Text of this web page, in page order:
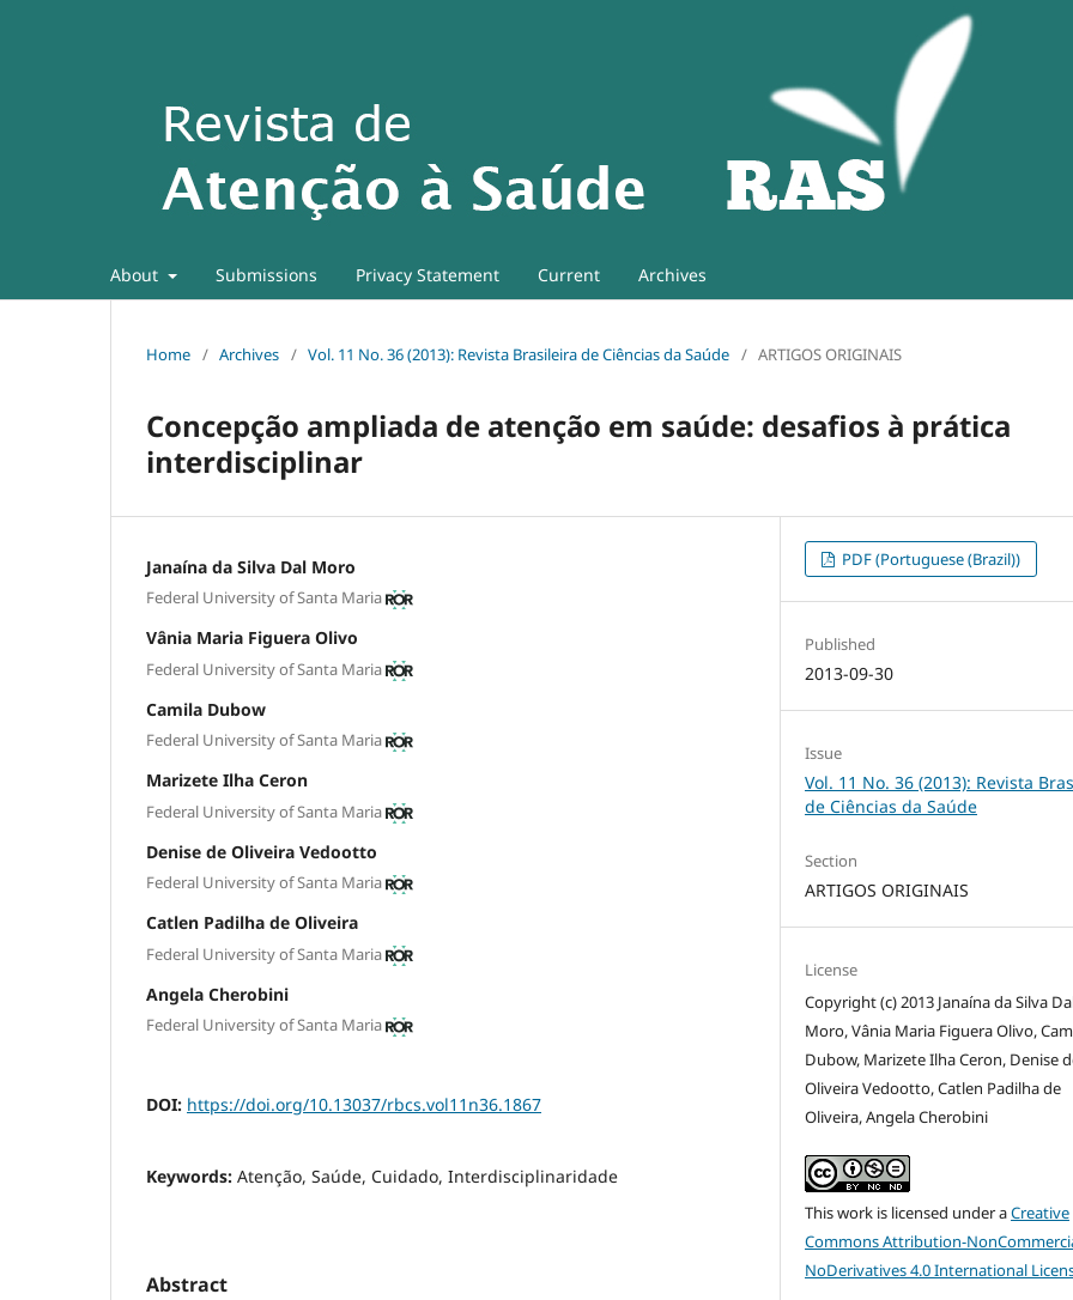
About Submissions Privacy Statement Current Archives
Home / Archives / Vol. 11 No. 36 (2013): Revista Brasileira de Ciências da Saúde / ARTIGOS ORIGINAIS
Concepção ampliada de atenção em saúde: desafios à prática
interdisciplinar
Janaína da Silva Dal Moro
Federal University of Santa Maria
Vânia Maria Figuera Olivo
Federal University of Santa Maria
Camila Dubow
Federal University of Santa Maria
Marizete Ilha Ceron
Federal University of Santa Maria
Denise de Oliveira Vedootto
Federal University of Santa Maria
Catlen Padilha de Oliveira
Federal University of Santa Maria
Angela Cherobini
Federal University of Santa Maria
DOI: https://doi.org/10.13037/rbcs.vol11n36.1867
Keywords: Atenção, Saúde, Cuidado, Interdisciplinaridade
Abstract
PDF (Portuguese (Brazil))
Published
2013-09-30
Issue
Vol. 11 No. 36 (2013): Revista
de Ciências da Saúde
Section
ARTIGOS ORIGINAIS
License
Copyright (c) 2013 Janaína da Silva
Moro, Vânia Maria Figuera Olivo,
Dubow, Marizete Ilha Ceron, Denise
Oliveira Vedootto, Catlen Padilha de
Oliveira, Angela Cherobini
This work is licensed under aCreative
Commons Attribution-
NoDerivatives 4.0 International